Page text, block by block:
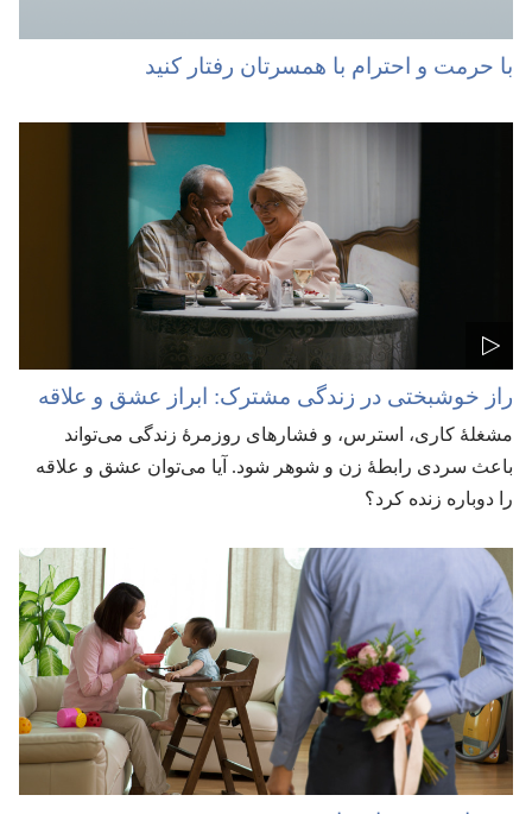
با حرمت و احترام با همسرتان رفتار کنید
راز خوشبختی در زندگی مشترک:‏ ابراز عشق و علاقه
مشغلهٔ كاری،‏ استرس،‏ و فشارهای روزمرهٔ زندگی می‌تواند
باعث سردی رابطهٔ زن و شوهر شود.‏ آيا می‌توان عشق و علاقه
را دوباره زنده كرد؟‏